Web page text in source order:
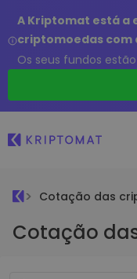
A Kriptomat está a
criptomoedas com
Os seus fundos
Cotação das
Cotação